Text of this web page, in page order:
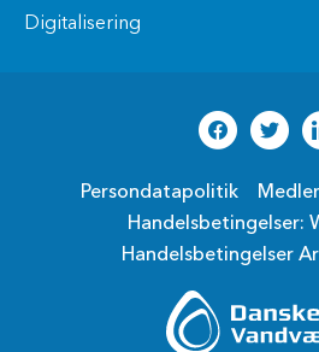
Digitalisering
Persondatapolitik
Handelsbetingelser:
Handelsbetingelser